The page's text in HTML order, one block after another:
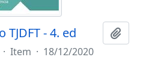
- 4. ed
· Item · 18/12/2020